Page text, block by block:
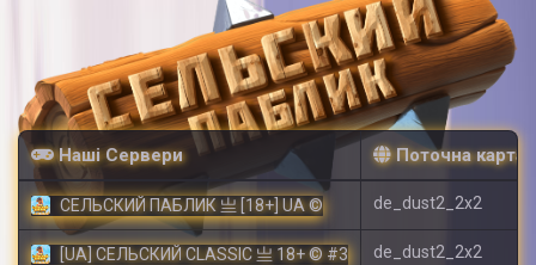
Наші Сервери Поточна карта
СЕЛЬСКИЙ ПАБЛИК 亗 [18+] UA © de_dust2_2x2
[UA] СЕЛЬСКИЙ CLASSIC 亗 18+ © #3 de_dust2_2x2